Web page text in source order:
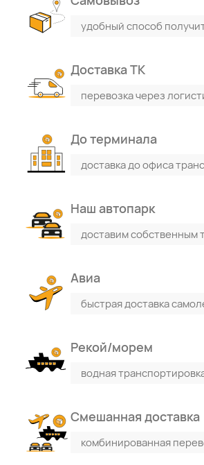
удобный способ
Доставка ТК
перевозка через
До терминала
доставка до офиса
Наш автопарк
доставим собственным
Авиа
быстрая доставка
Рекой/морем
водная
Смешанная доставка
комбинированная